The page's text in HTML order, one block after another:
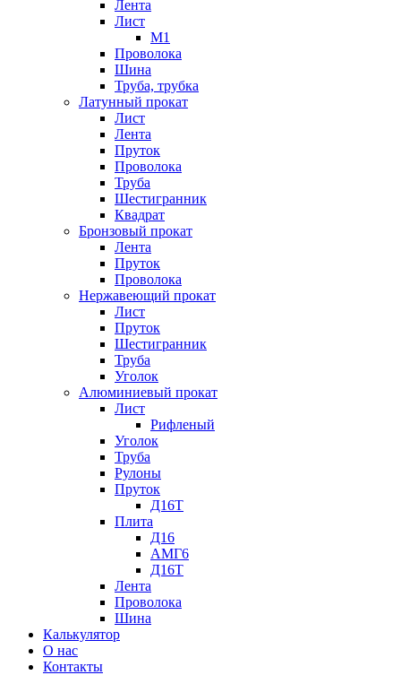
Лента
Лист
М1
Проволока
Шина
Труба, трубка
Латунный прокат
Лист
Лента
Пруток
Проволока
Труба
Шестигранник
Квадрат
Бронзовый прокат
Лента
Пруток
Проволока
Нержавеющий прокат
Лист
Пруток
Шестигранник
Труба
Уголок
Алюминиевый прокат
Лист
Рифленый
Уголок
Труба
Рулоны
Пруток
Д16Т
Плита
Д16
АМГ6
Д16Т
Лента
Проволока
Шина
Калькулятор
О нас
Контакты